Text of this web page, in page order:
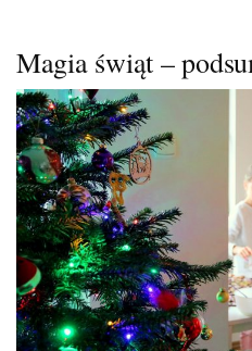
Magia świąt –